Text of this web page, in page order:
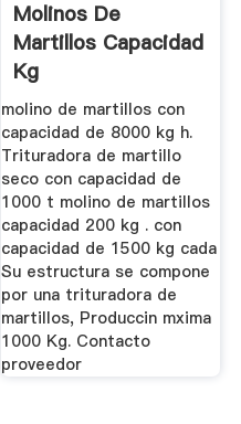
Molinos De
Martillos Capacidad
Kg
molino de martillos con
capacidad de 8000 kg h.
Trituradora de martillo
seco con capacidad de
1000 t molino de martillos
capacidad 200 kg . con
capacidad de 1500 kg cada
Su estructura se compone
por una trituradora de
martillos, Produccin mxima
1000 Kg. Contacto
proveedor